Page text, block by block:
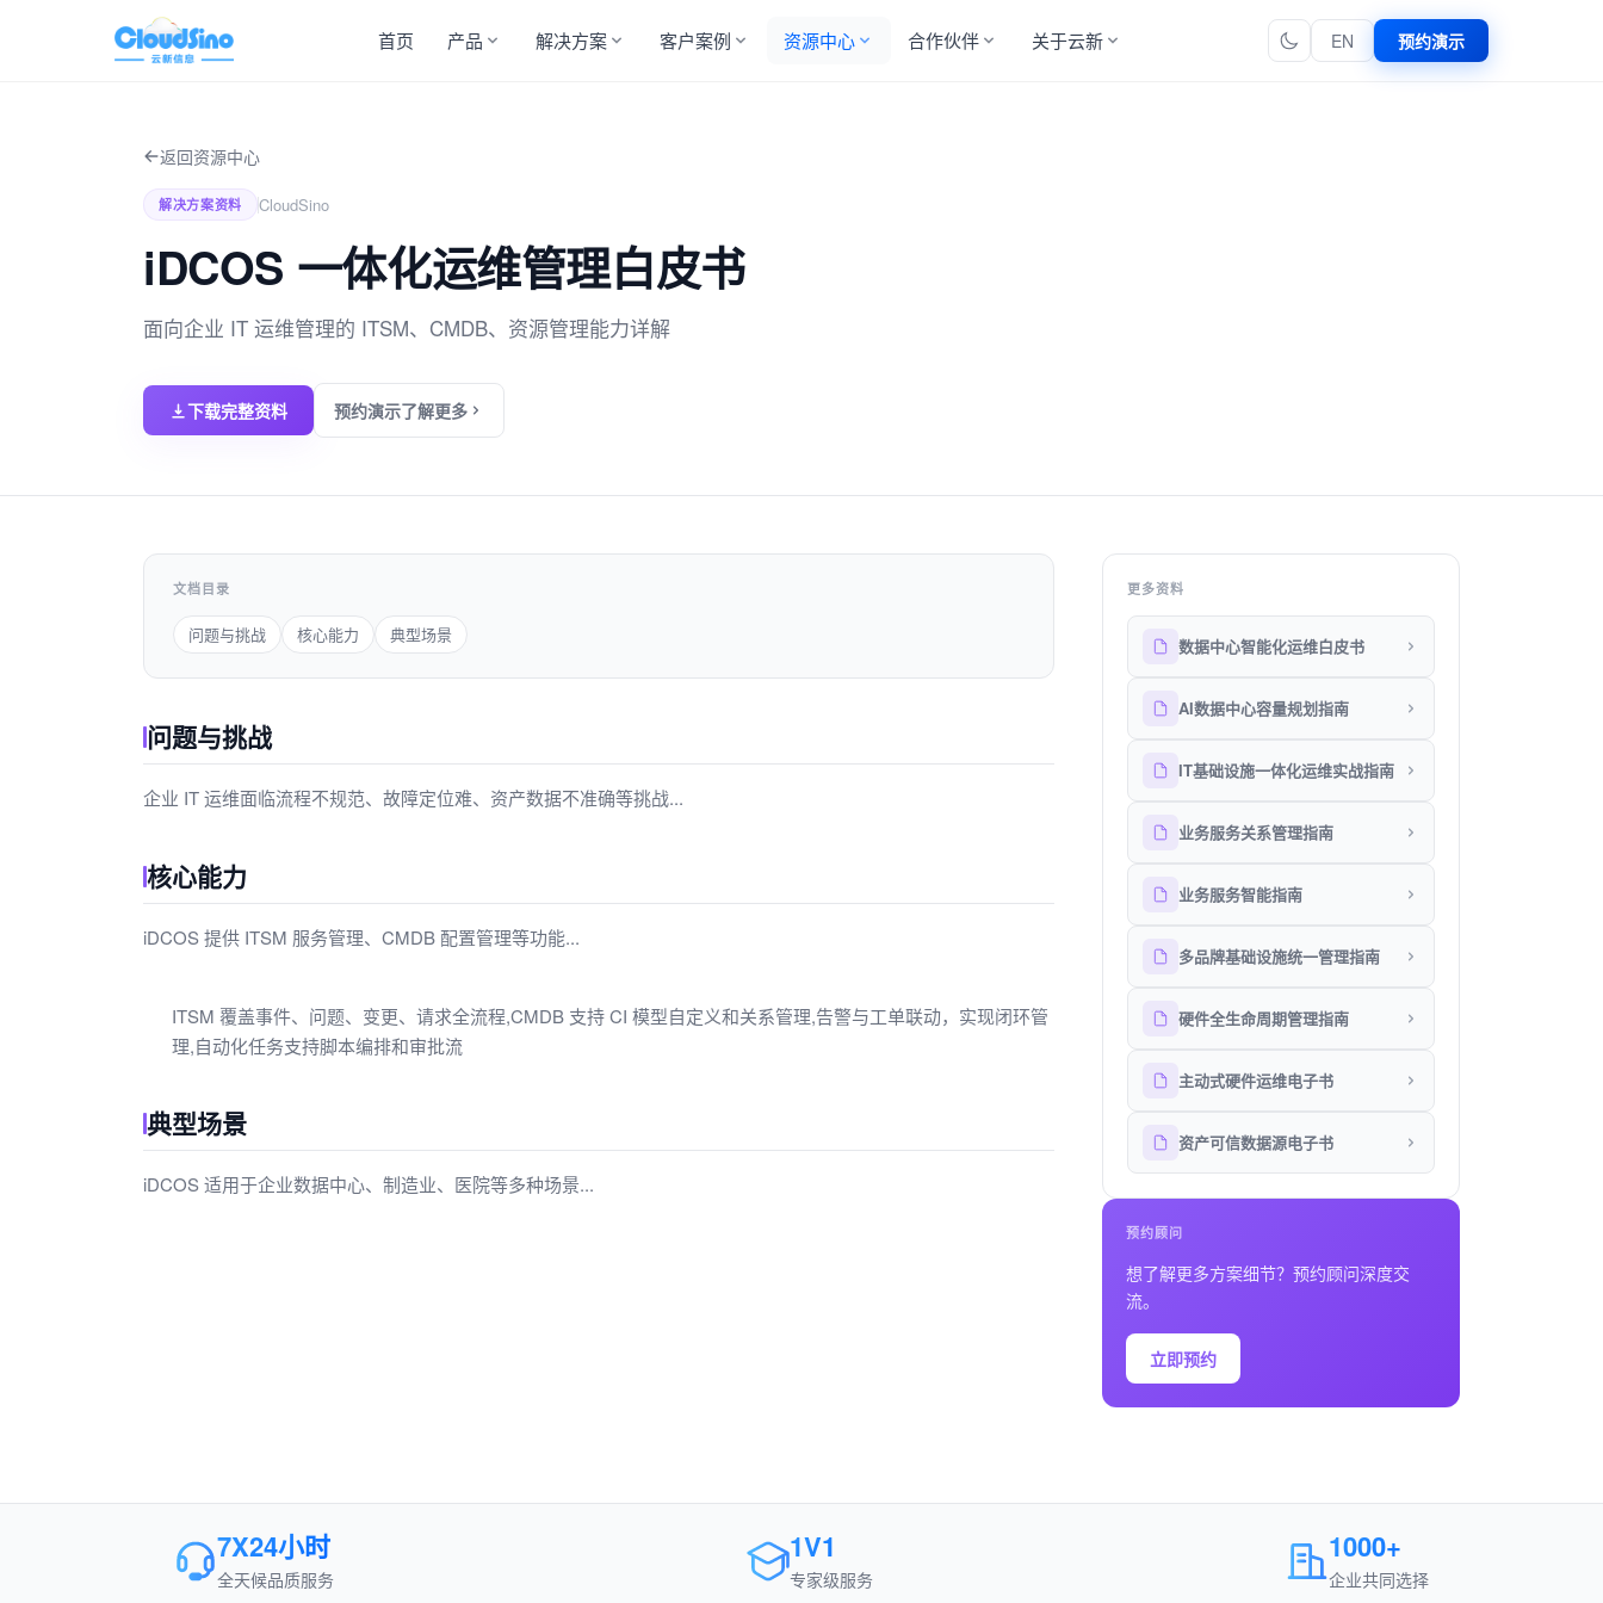
首页 产品 解决方案 客户案例 资源中心 合作伙伴 关于云新 EN 预约演示
返回资源中心
解决方案资料 CloudSino
iDCOS 一体化运维管理白皮书
面向企业 IT 运维管理的 ITSM、CMDB、资源管理能力详解
下载完整资料 预约演示了解更多
文档目录
问题与挑战 核心能力 典型场景
问题与挑战
企业 IT 运维面临流程不规范、故障定位难、资产数据不准确等挑战...
核心能力
iDCOS 提供 ITSM 服务管理、CMDB 配置管理等功能...
ITSM 覆盖事件、问题、变更、请求全流程,CMDB 支持 CI 模型自定义和关系管理,告警与工单联动，实现闭环管
理,自动化任务支持脚本编排和审批流
典型场景
iDCOS 适用于企业数据中心、制造业、医院等多种场景...
更多资料
数据中心智能化运维白皮书
AI数据中心容量规划指南
IT基础设施一体化运维实战指南
业务服务关系管理指南
业务服务智能指南
多品牌基础设施统一管理指南
硬件全生命周期管理指南
主动式硬件运维电子书
资产可信数据源电子书
预约顾问
想了解更多方案细节？预约顾问深度交
流。
立即预约
7X24小时
全天候品质服务
1V1
专家级服务
1000+
企业共同选择